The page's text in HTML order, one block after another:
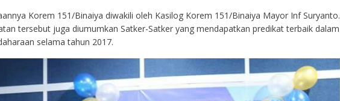
Korem 151/Binaiya diwakili oleh Kasilog Korem 151/Binaiya Mayor Inf Suryanto.
tersebut juga diumumkan Satker-Satker yang mendapatkan predikat terbaik dalam
selama tahun 2017.